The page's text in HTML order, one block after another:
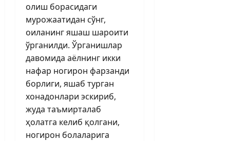
олиш борасидаги
мурожаатидан сўнг,
оиланинг яшаш шароити
ўрганилди. Ўрганишлар
давомида аёлнинг икки
нафар ногирон фарзанди
борлиги, яшаб турган
хонадонлари эскириб,
жуда таъмирталаб
ҳолатга келиб қолгани,
ногирон болаларига